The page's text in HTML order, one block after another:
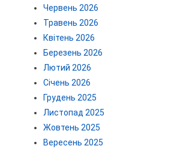
Червень 2026
Травень 2026
Квітень 2026
Березень 2026
Лютий 2026
Січень 2026
Грудень 2025
Листопад 2025
Жовтень 2025
Вересень 2025